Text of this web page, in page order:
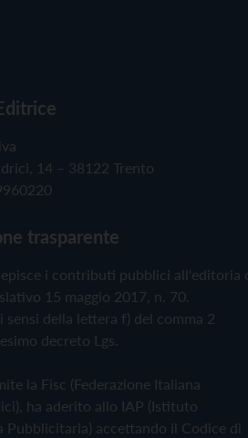
14 – 38122 Trento
trasparente
i contributi pubblici all'editoria
15 maggio 2017, n. 70.
sensi della lettera f) del comma 2
decreto Lgs.
la Fisc (Federazione Italiana
ha aderito allo IAP (Istituto
Pubblicitaria) accettando il Codice di